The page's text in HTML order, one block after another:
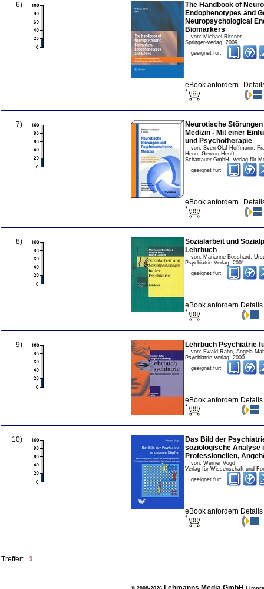
6)
The Handbook of
Endophenotypes and
Neuropsychological
Biomarkers
von: Michael Ritsner
Springer-Verlag, 2009
geeignet für:
eBook anfordern
7)
Neurotische
Medizin - Mit einer
und Psychotherapie
von: Sven Olaf Hoffmann,
Henn, Gereon Heuft
Schattauer GmbH, Verlag für
geeignet für:
eBook anfordern
8)
Sozialarbeit und
Lehrbuch
von: Marianne Bosshard,
Psychiatrie-Verlag, 2001
geeignet für:
eBook anfordern
9) Lehrbuch Psychiatrie
von: Ewald Rahn, Angela
Psychiatrie-Verlag, 2000
geeignet für:
eBook anfordern
10)
Das Bild der
soziologische Analyse
Professionellen,
von: Werner Vogd
Verlag für Wissenschaft und
geeignet für:
eBook anfordern
Treffer: 1